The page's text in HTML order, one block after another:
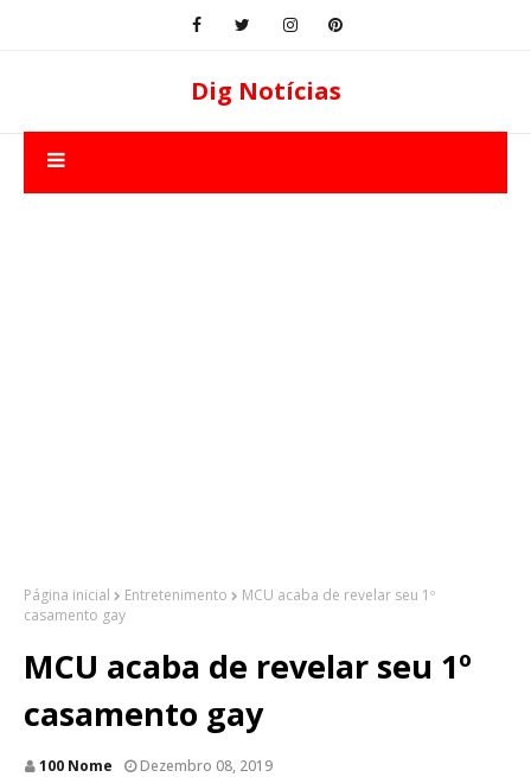
Dig Notícias
Página inicial Entretenimento
MCU acaba de revelar seu 1º
casamento gay
MCU acaba de revelar seu 1º
casamento gay
100 Nome Dezembro 08, 2019